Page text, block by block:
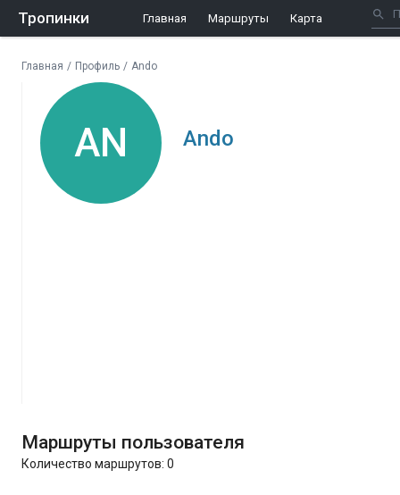
Тропинки Главная Маршруты Карта
Главная / Профиль / Ando
AN Ando
Маршруты пользователя
Количество маршрутов: 0